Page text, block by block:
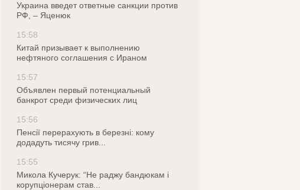
Украина введет ответные санкции против
РФ, – Яценюк
15:58
Китай призывает к выполнению
нефтяного соглашения с Ираном
15:57
Объявлен первый потенциальный
банкрот среди физических лиц
15:56
Пенсії перерахують в березні: кому
додадуть тисячу грив...
15:55
Микола Кучерук: “Не раджу бандюкам і
корупціонерам став...